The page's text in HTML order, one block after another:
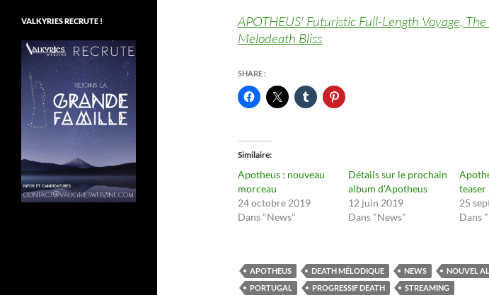
APOTHEUS' Futuristic Full-Length Voyage, The
Melodeath Bliss
SHARE :
Similaire
Apotheus : nouveau
morceau
24 octobre 2019
Dans "News"
Détails sur le prochain
album d’Apotheus
12 juin 2019
Dans "News"
teaser
25
Dans
APOTHEUS DEATH MÉLODIQUE NEWS
NOUVEL
PORTUGAL
PROGRESSIF DEATH STREAMING
VALKYRIES RECRUTE !